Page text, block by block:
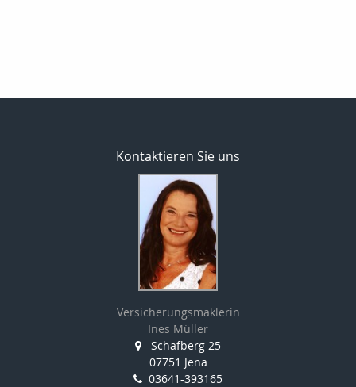
Kontaktieren Sie uns
Versicherungsmaklerin
Ines Müller
Schafberg 25
07751 Jena
03641-393165